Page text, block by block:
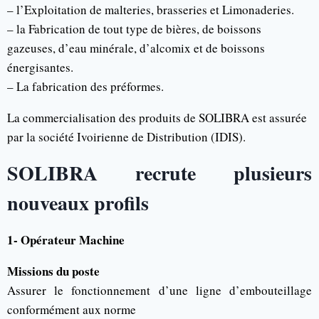
– l’Exploitation de malteries, brasseries et Limonaderies.
– la Fabrication de tout type de bières, de boissons
gazeuses, d’eau minérale, d’alcomix et de boissons
énergisantes.
– La fabrication des préformes.
La commercialisation des produits de SOLIBRA est assurée
par la société Ivoirienne de Distribution (IDIS).
SOLIBRA recrute plusieurs
nouveaux profils
1- Opérateur Machine
Missions du poste
Assurer le fonctionnement d’une ligne d’embouteillage
conformément aux norme